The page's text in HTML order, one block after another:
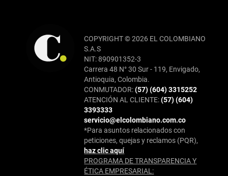
COPYRIGHT © 2026 EL COLOMBIANO
S.A.S
NIT: 890901352-3
Carrera 48 N° 30 Sur - 119, Envigado,
Antioquia, Colombia.
CONMUTADOR:(57) (604) 3315252
ATENCIÓN AL CLIENTE:(57) (604)
3393333
servicio@elcolombiano.com.co
*Para asuntos relacionados con
peticiones, quejas y reclamos (PQR),
haz clic aquí
PROGRAMA DE TRANSPARENCIA Y
ÉTICA EMPRESARIAL: